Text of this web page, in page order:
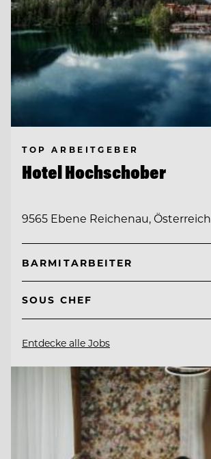
TOP ARBEITGEBER
Hotel Hochschober
9565 Ebene Reichenau, Österreich
BARMITARBEITER
SOUS CHEF
Entdecke alle Jobs